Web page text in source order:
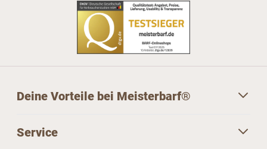
Deine Vorteile bei Meisterbarf®
Service